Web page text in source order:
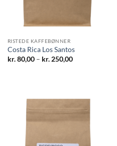
RISTEDE KAFFEBØNNER
Costa Rica Los Santos
kr.80,00 – kr.250,00Prisinterval: